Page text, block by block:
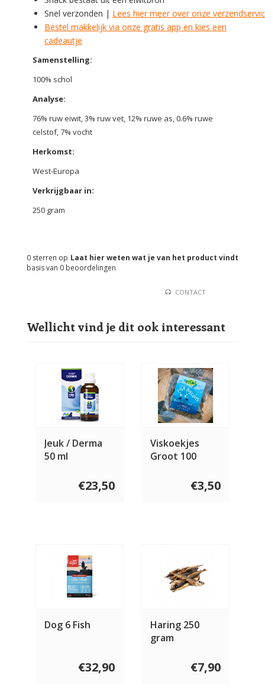
Snel verzonden | Lees hier meer over onze
Bestel makkelijk via onze gratis app en kies een
cadeautje
Samenstelling:
100% schol
Analyse:
76% ruw eiwit, 3% ruw vet, 12% ruwe as, 0.6% ruwe
celstof, 7% vocht
Herkomst:
West-Europa
Verkrijgbaar in:
250 gram
Laat hier weten wat je van het product vindt
0 sterren op
basis van 0 beoordelingen
CONTACT
Wellicht vind je dit ook interessant
Jeuk / Derma
50 ml
€23,50
Viskoekjes
Groot 100
€3,50
Dog 6 Fish
€32,90
Haring 250
gram
€7,90